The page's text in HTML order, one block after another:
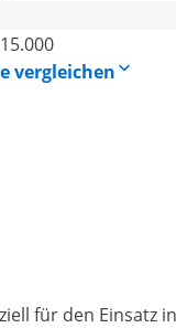
15.000
vergleichen
für den Einsatz in